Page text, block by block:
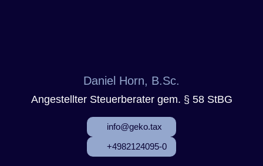
Daniel Horn, B.Sc.
Angestellter Steuerberater gem. § 58 StBG
info@geko.tax
+4982124095-0